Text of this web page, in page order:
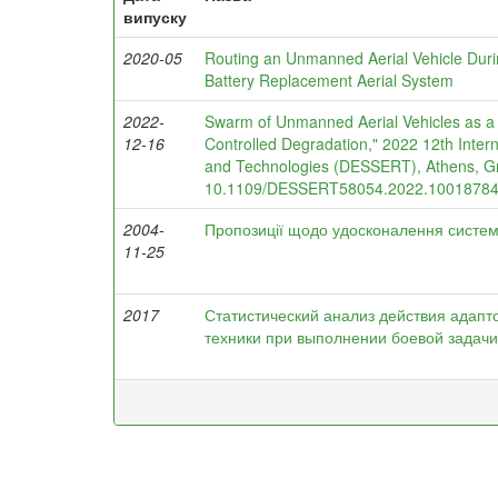
випуску
2020-05
Routing an Unmanned Aerial Vehicle
Battery Replacement Aerial System
2022-
12-16
Swarm of Unmanned Aerial Vehicles as
Controlled Degradation," 2022 12th
and Technologies (DESSERT), Athens,
10.1109/
2004-
11-25
Пропозиції щодо удосконалення
2017
Статистический анализ действия
техники при выполнении боевой